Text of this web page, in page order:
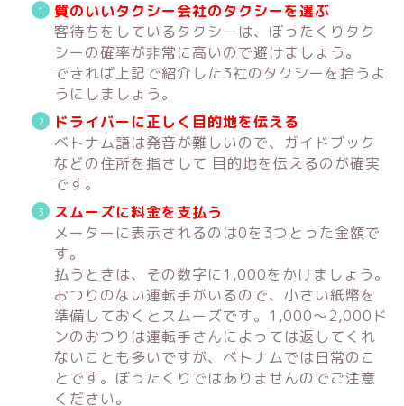
質のいいタクシー会社のタクシーを選ぶ
客待ちをしているタクシーは、ぼったくりタク
シーの確率が非常に高いので避けましょう。
できれば上記で紹介した3社のタクシーを拾うよ
うにしましょう。
ドライバーに正しく目的地を伝える
ベトナム語は発音が難しいので、ガイドブック
などの住所を指さして 目的地を伝えるのが確実
です。
スムーズに料金を支払う
メーターに表示されるのは0を3つとった金額で
す。
払うときは、その数字に1,000をかけましょう。
おつりのない運転手がいるので、小さい紙幣を
準備しておくとスムーズです。1,000～2,000ド
ンのおつりは運転手さんによっては返してくれ
ないことも多いですが、ベトナムでは日常のこ
とです。ぼったくりではありませんのでご注意
ください。